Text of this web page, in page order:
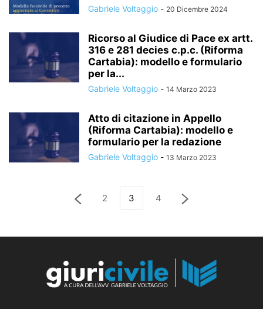
Gabriele Voltaggio - 20 Dicembre 2024
Ricorso al Giudice di Pace ex artt.
316 e 281 decies c.p.c. (Riforma
Cartabia): modello e formulario
per la...
Gabriele Voltaggio - 14 Marzo 2023
Atto di citazione in Appello
(Riforma Cartabia): modello e
formulario per la redazione
Gabriele Voltaggio - 13 Marzo 2023
2 3 4